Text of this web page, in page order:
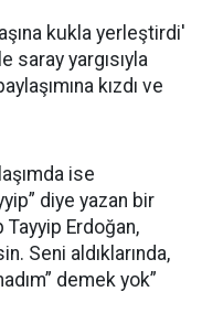
kukla yerleştirdi'
saray yargısıyla
kızdı ve
ise
diye yazan bir
Tayyip Erdoğan,
Seni aldıklarında,
demek yok”